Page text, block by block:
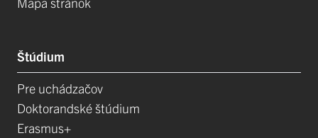
Štúdium
Pre uchádzačov
Doktorandské štúdium
Erasmus+